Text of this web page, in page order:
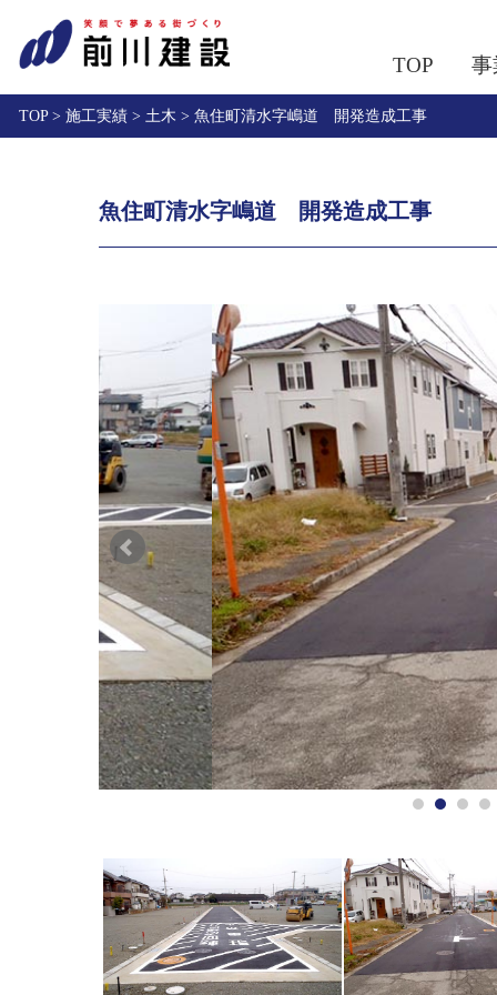
TOP 事
TOP > 施工実績 > 土木 > 魚住町清水字嶋道 開発造成工事
魚住町清水字嶋道 開発造成工事